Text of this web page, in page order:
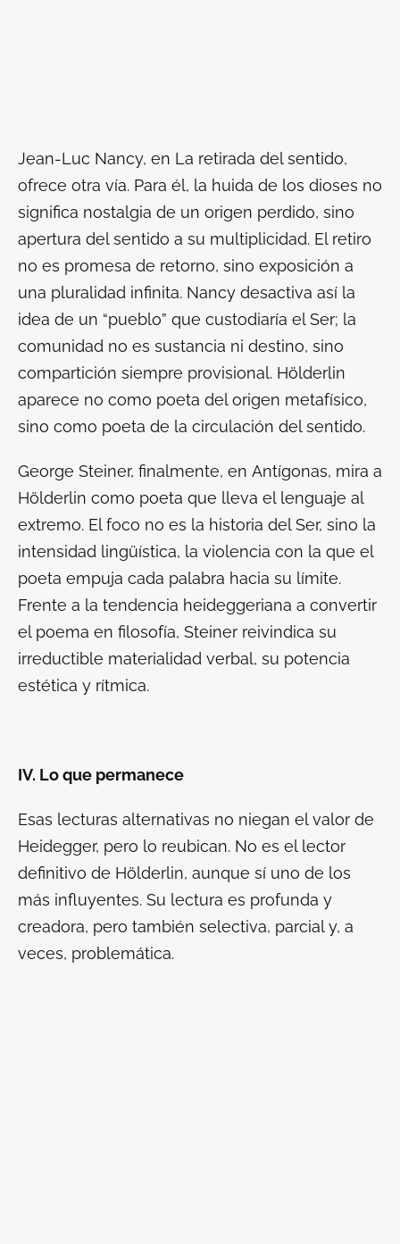
Jean-Luc Nancy, en La retirada del sentido,
ofrece otra vía. Para él, la huida de los dioses no
significa nostalgia de un origen perdido, sino
apertura del sentido a su multiplicidad. El retiro
no es promesa de retorno, sino exposición a
una pluralidad infinita. Nancy desactiva así la
idea de un “pueblo” que custodiaría el Ser; la
comunidad no es sustancia ni destino, sino
compartición siempre provisional. Hölderlin
aparece no como poeta del origen metafísico,
sino como poeta de la circulación del sentido.
George Steiner, finalmente, en Antígonas, mira a
Hölderlin como poeta que lleva el lenguaje al
extremo. El foco no es la historia del Ser, sino la
intensidad lingüística, la violencia con la que el
poeta empuja cada palabra hacia su límite.
Frente a la tendencia heideggeriana a convertir
el poema en filosofía, Steiner reivindica su
irreductible materialidad verbal, su potencia
estética y rítmica.
IV. Lo que permanece
Esas lecturas alternativas no niegan el valor de
Heidegger, pero lo reubican. No es el lector
definitivo de Hölderlin, aunque sí uno de los
más influyentes. Su lectura es profunda y
creadora, pero también selectiva, parcial y, a
veces, problemática.